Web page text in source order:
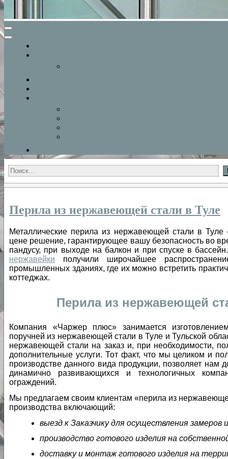
Найти:
Перила из нержавеющей стали в Туле
Металлические перила из нержавеющей стали в Туле
цене решение, гарантирующее вашу безопасность во
пандусу, при выходе на балкон и при спуске в
нержавейки получили широчайшее
промышленных зданиях, где их можно встретить
коттеджах.
Перила из нержавеющей
Компания «Чаржер плюс» занимается
поручней из нержавеющей стали в Туле и Тульской
нержавеющей стали на заказ и, при необходимости,
дополнительные услуги. Тот факт, что мы целиком и
производстве данного вида продукции, позволяет нам
динамично развивающихся и технологичных
ограждений.
Мы предлагаем своим клиентам «перила из
производства включающий:
выезд к Заказчику для осуществления замеров
производство готового изделия на
доставку и монтаж готового изделия на